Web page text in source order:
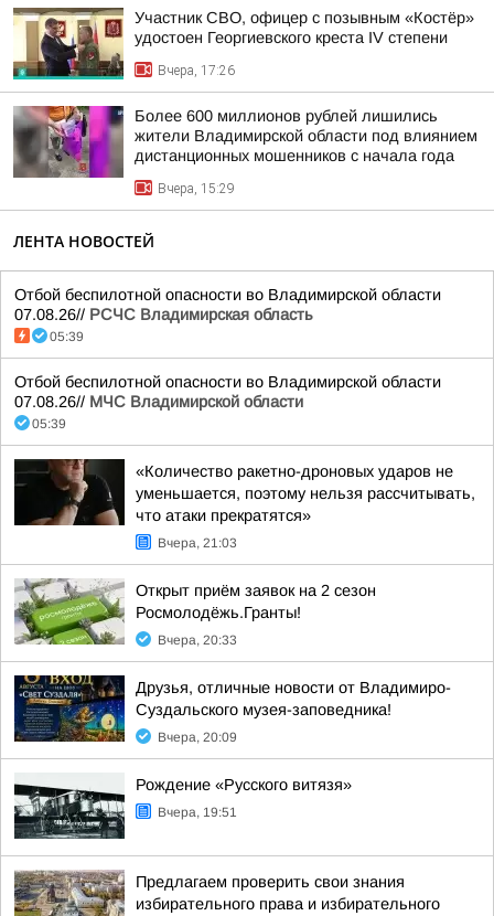
Участник СВО, офицер с позывным «Костёр»
удостоен Георгиевского креста IV степени
Вчера, 17:26
Более 600 миллионов рублей лишились
жители Владимирской области под влиянием
дистанционных мошенников с начала года
Вчера, 15:29
ЛЕНТА НОВОСТЕЙ
Отбой беспилотной опасности во Владимирской области
07.08.26// РСЧС Владимирская область
05:39
Отбой беспилотной опасности во Владимирской области
07.08.26// МЧС Владимирской области
05:39
«Количество ракетно-дроновых ударов не
уменьшается, поэтому нельзя рассчитывать,
что атаки прекратятся»
Вчера, 21:03
Открыт приём заявок на 2 сезон
Росмолодёжь.Гранты!
Вчера, 20:33
Друзья, отличные новости от Владимиро-
Суздальского музея-заповедника!
Вчера, 20:09
Рождение «Русского витязя»
Вчера, 19:51
Предлагаем проверить свои знания
избирательного права и избирательного